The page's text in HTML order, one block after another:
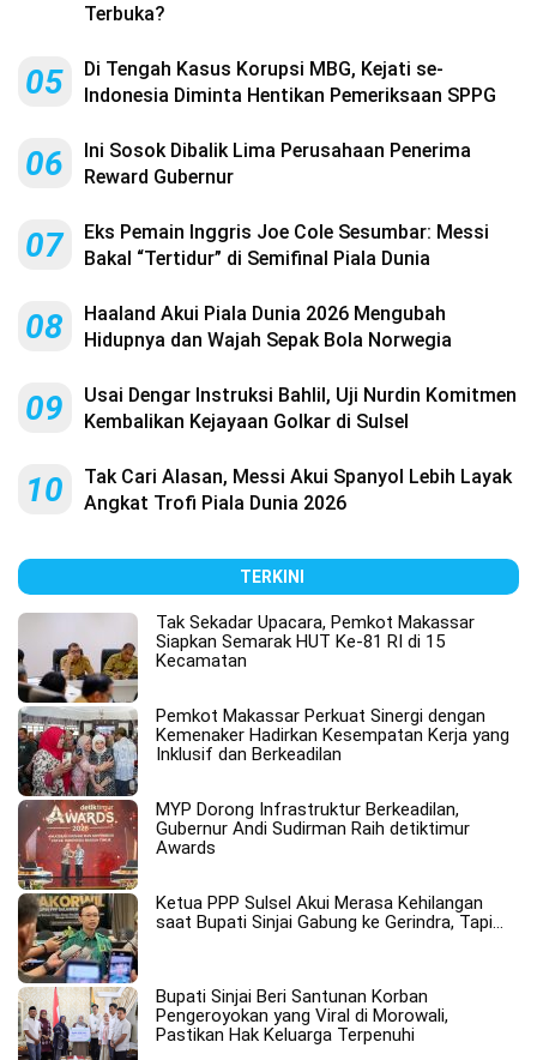
Terbuka?
05
Di Tengah Kasus Korupsi MBG, Kejati se-
Indonesia Diminta Hentikan Pemeriksaan SPPG
06
Ini Sosok Dibalik Lima Perusahaan Penerima
Reward Gubernur
07
Eks Pemain Inggris Joe Cole Sesumbar: Messi
Bakal “Tertidur” di Semifinal Piala Dunia
08
Haaland Akui Piala Dunia 2026 Mengubah
Hidupnya dan Wajah Sepak Bola Norwegia
09
Usai Dengar Instruksi Bahlil, Uji Nurdin Komitmen
Kembalikan Kejayaan Golkar di Sulsel
10
Tak Cari Alasan, Messi Akui Spanyol Lebih Layak
Angkat Trofi Piala Dunia 2026
TERKINI
Tak Sekadar Upacara, Pemkot Makassar
Siapkan Semarak HUT Ke-81 RI di 15
Kecamatan
Pemkot Makassar Perkuat Sinergi dengan
Kemenaker Hadirkan Kesempatan Kerja yang
Inklusif dan Berkeadilan
MYP Dorong Infrastruktur Berkeadilan,
Gubernur Andi Sudirman Raih detiktimur
Awards
Ketua PPP Sulsel Akui Merasa Kehilangan
saat Bupati Sinjai Gabung ke Gerindra, Tapi…
Bupati Sinjai Beri Santunan Korban
Pengeroyokan yang Viral di Morowali,
Pastikan Hak Keluarga Terpenuhi